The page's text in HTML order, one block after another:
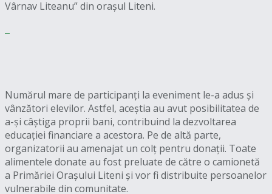
Vârnav Liteanu” din orașul Liteni.
Numărul mare de participanți la eveniment le-a adus și
vânzători elevilor. Astfel, aceștia au avut posibilitatea de
a-și câștiga proprii bani, contribuind la dezvoltarea
educației financiare a acestora. Pe de altă parte,
organizatorii au amenajat un colț pentru donații. Toate
alimentele donate au fost preluate de către o camionetă
a Primăriei Orașului Liteni și vor fi distribuite persoanelor
vulnerabile din comunitate.